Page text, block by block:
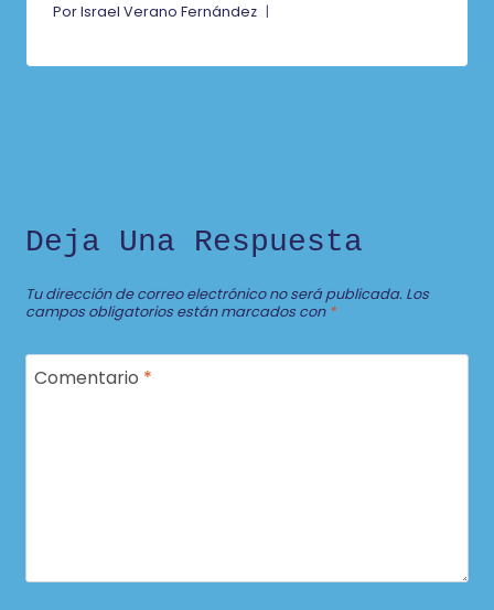
PorIsrael Verano Fernández
Deja Una Respuesta
Tu dirección de correo electrónico no será publicada. Los
campos obligatorios están marcados con *
Comentario *